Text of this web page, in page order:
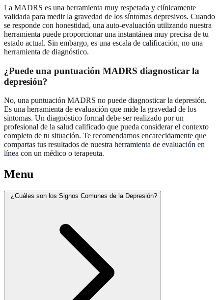
La MADRS es una herramienta muy respetada y clínicamente
validada para medir la gravedad de los síntomas depresivos. Cuando
se responde con honestidad, una auto-evaluación utilizando nuestra
herramienta puede proporcionar una instantánea muy precisa de tu
estado actual. Sin embargo, es una escala de calificación, no una
herramienta de diagnóstico.
¿Puede una puntuación MADRS diagnosticar la
depresión?
No, una puntuación MADRS no puede diagnosticar la depresión.
Es una herramienta de evaluación que mide la gravedad de los
síntomas. Un diagnóstico formal debe ser realizado por un
profesional de la salud calificado que pueda considerar el contexto
completo de tu situación. Te recomendamos encarecidamente que
compartas tus resultados de nuestra herramienta de evaluación en
línea con un médico o terapeuta.
Menu
¿Cuáles son los Signos Comunes de la Depresión?